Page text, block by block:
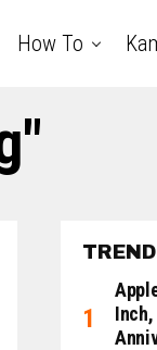
How To